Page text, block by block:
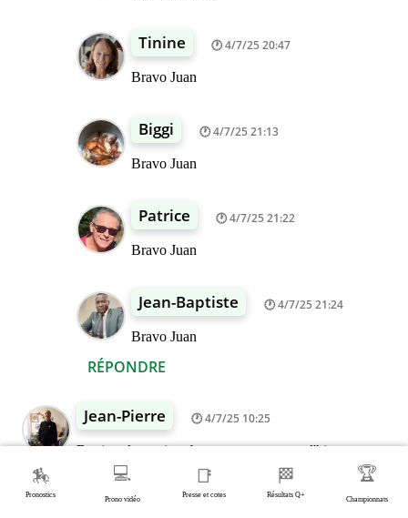
RÉPONDRE
Tinine 4/7/25 20:47
Bravo Juan
Biggi 4/7/25 21:13
Bravo Juan
Patrice 4/7/25 21:22
Bravo Juan
Jean-Baptiste 4/7/25 21:24
Bravo Juan
Jean-Pierre 4/7/25 10:25
Bonjour les amis et bravo aux gagnants d'hier
MA BASE
🏇
Pronostics
💻
Prono vidéo
📑
Presse et cotes
🏁
Résultats Q+
🏆
Championnats